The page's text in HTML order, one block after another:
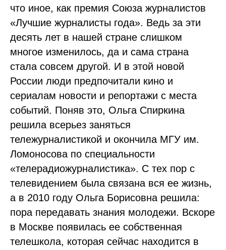
что иное, как премия Союза журналистов
«Лучшие журналисты года». Ведь за эти
десять лет в нашей стране слишком
многое изменилось, да и сама страна
стала совсем другой. И в этой новой
России люди предпочитали кино и
сериалам новости и репортажи с места
событий. Поняв это, Ольга Спиркина
решила всерьез заняться
тележурналистикой и окончила МГУ им.
Ломоносова по специальности
«телерадиожурналистика». С тех пор с
телевидением была связана вся ее жизнь,
а в 2010 году Ольга Борисовна решила:
пора передавать знания молодежи. Вскоре
в Москве появилась ее собственная
телешкола, которая сейчас находится в